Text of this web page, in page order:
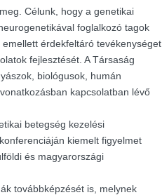
Célunk, hogy a genetikai
foglalkozó tagok
érdekfeltáró tevékenységet
fejlesztését. A Társaság
biológusok, humán
kapcsolatban lévő
betegség kezelési
kiemelt figyelmet
és magyarországi
továbbképzését is, melynek